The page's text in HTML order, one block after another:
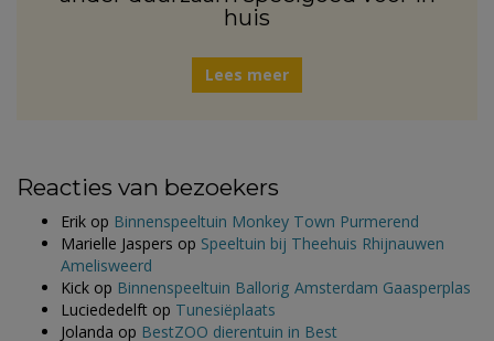
huis
Lees meer
Reacties van bezoekers
Erik op Binnenspeeltuin Monkey Town Purmerend
Marielle Jaspers op Speeltuin bij Theehuis Rhijnauwen
Amelisweerd
Kick op Binnenspeeltuin Ballorig Amsterdam Gaasperplas
Luciededelft op Tunesiëplaats
Jolanda op BestZOO dierentuin in Best